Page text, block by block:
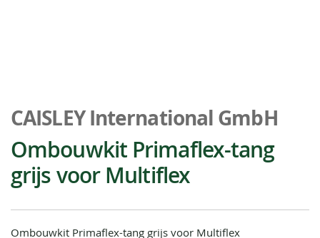
naar
het
begin
van
de
afbeeldingen-
gallerij
CAISLEY International GmbH
Ombouwkit Primaflex-tang
grijs voor Multiflex
Ombouwkit Primaflex-tang grijs voor Multiflex